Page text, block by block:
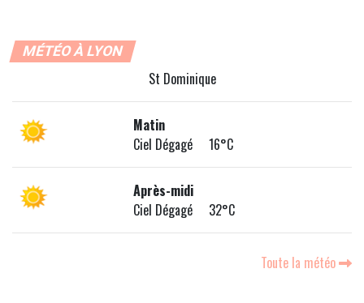
MÉTÉO À LYON
St Dominique
Matin
Ciel Dégagé 16°C
Après-midi
Ciel Dégagé 32°C
Toute la météo